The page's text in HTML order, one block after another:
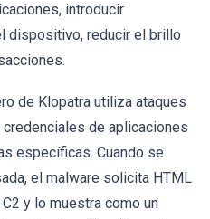
introducir
dispositivo, reducir el brillo
de Klopatra utiliza ataques
de aplicaciones
específicas. Cuando se
el malware solicita HTML
y lo muestra como un